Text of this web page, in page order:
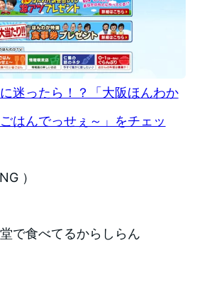
迷ったら！？「大阪ほんわか
はんでっせぇ～」をチェッ
）
で食べてるからしらん